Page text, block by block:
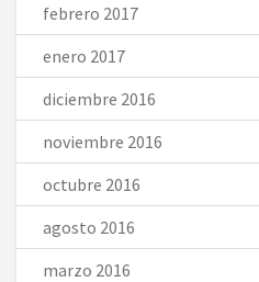
febrero 2017
enero 2017
diciembre 2016
noviembre 2016
octubre 2016
agosto 2016
marzo 2016